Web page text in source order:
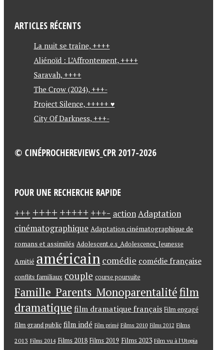
ARTICLES RÉCENTS
La nuit se traîne, ++++
Aliénoïd : L’Affrontement, ++++
Saravah, ++++
The Crow (2024), +++-
Project Silence, +++++ ♥
City Of Darkness, +++-
© CINÉPROCHEREVIEWS_CPR 2017-2026
POUR UNE RECHERCHE RAPIDE
+++ ++++ +++++ +++- actionAdaptation
cinématographique Adaptation cinématographique de
romans et assimilés Adolescent.e.s_Adolescence_Jeunesse
Amitié américain comédie comédie française
conflits familiaux couple course poursuite
Famille_Parents_Monoparentalitéfilm
dramatique film dramatique français Film engagé
film grand public film indé Film primé Films 2010 Films 2012 Films
2013 Films 2014 Films 2018 Films 2019 Films 2023 Film vu à l'Utopia